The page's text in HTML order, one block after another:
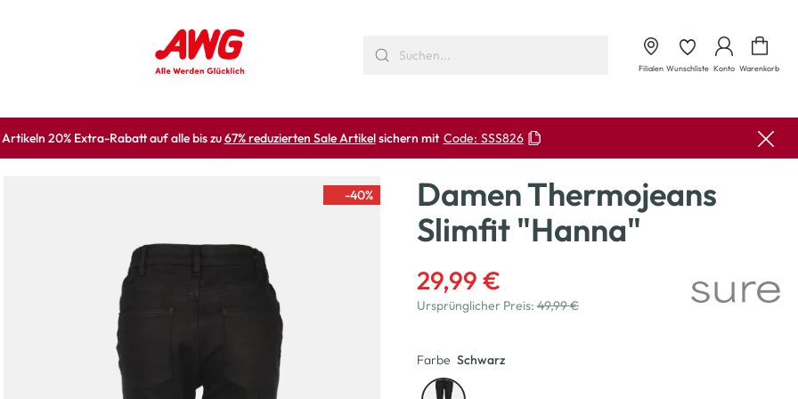
Filialen Wunschliste Konto Warenkorb
20% Extra-Rabatt auf alle bis zu67% reduzierten Sale Artikelsichern mit Code: SSS826
-40%
Damen Thermojeans
Slimfit "Hanna"
29,99 €
Ursprünglicher Preis: 49,99 €
Farbe Schwarz